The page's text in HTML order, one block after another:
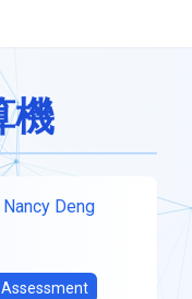
機
Nancy Deng
Assessment